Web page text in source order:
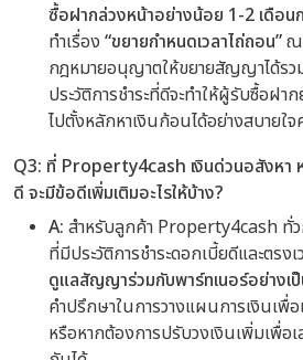
ซื้อฝากล่วงหน้าอย่างน้อย 1-2 เดือ
ทำเรื่อง “ขยายกำหนดเวลาไถ่ถอน”ณ
กฎหมายอนุญาตให้ขยายสัญญาได้ร
ประวัติการชำระที่ดีจะทำให้ผู้รับซื้อฝา
ไปตั้งหลักหาเงินก้อนได้อย่างสบายใจ
Q3: ที่ Property4cash เงินด่วนอสังหา
ดี จะมีข้อดีเพิ่มเติมอะไรให้บ้าง?
A: สำหรับลูกค้า Property4cash ทั่
ที่มีประวัติการชำระดอกเบี้ยดีและตรงเ
ดูแลสัญญาร่วมกับพาร์ทเนอร์อย่างเป็
คำปรึกษาในการวางแผนการเงินเพื่
หรือหากต้องการปรับวงเงินเพิ่มเพื่